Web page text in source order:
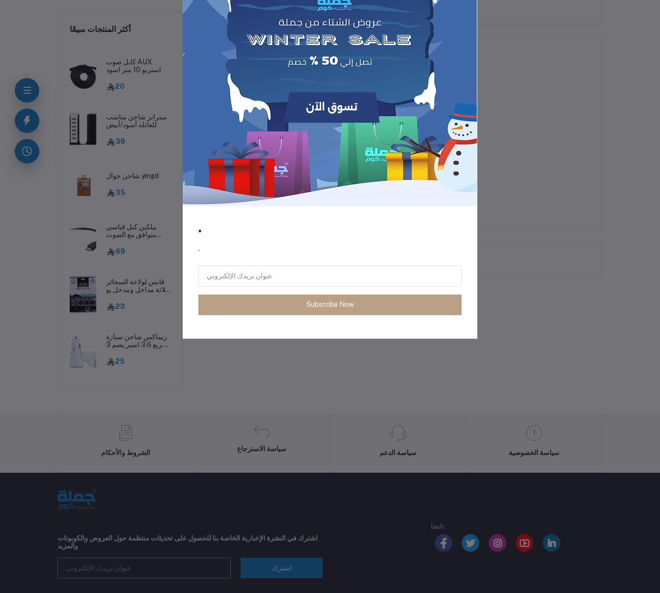
أكثر المنتجات مبيعًا
كابل صوت AUX
استريو 10 متر اسود
20
ميترانز شاحن مناسب
للعائله أسود/أبيض
39
شاحن جوال yingd
35
بيلكين كبل قياسي
متوافق مع الصوت
69
قابس لولاعة السجائر
بثلاثة مداخل ومدخل يو
WF-0120
23
ريماكس شاحن سيارة
سريع 3.6 امبير يضم 3
CC-301
25
وصف
طول 1.2 متر
تصميم من القماش المتينلمنع التشابك وتحمل الاستخدام المكثف.
لون أسود أنيقيناسب جميع الاستخدامات اليومية.
الشروط والأحكام
سياسة الاسترجاع
سياسة الدعم سياسة الخصوصية
اشترك في النشرة الإخبارية الخاصة بنا للحصول على تحديثات منتظمة حول العروض والكوبونات
والمزيد
اشترك
تابعنا
.
.
Subscribe Now